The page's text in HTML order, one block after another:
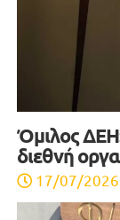
Όμιλος ΔΕΗ:
διεθνή
17/07/